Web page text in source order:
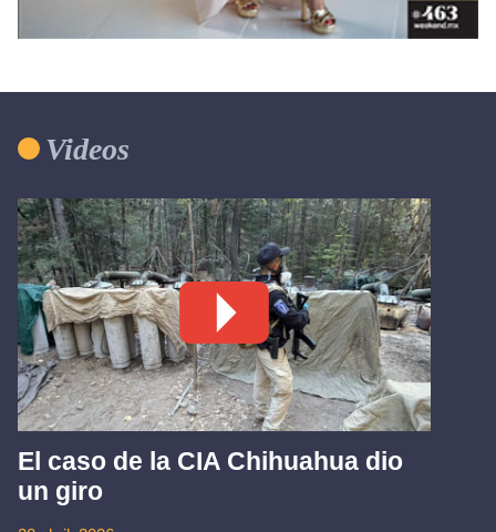
Videos
El caso de la CIA Chihuahua dio
un giro